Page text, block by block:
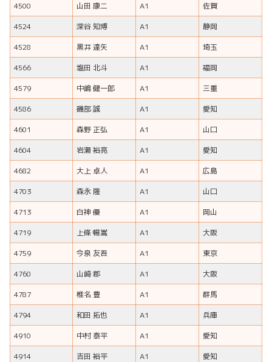
4500 山田 康二 A1
佐賀
4524
深谷 知博 A1
静岡
4528
黒井 達矢 A1
埼玉
4566
塩田 北斗 A1
福岡
4579
中嶋 健一郎 A1
三重
4586
磯部 誠 A1
愛知
4601
森野 正弘 A1
山口
4604
岩瀬 裕亮 A1
愛知
4682
大上 卓人 A1
広島
4703
森永 隆 A1
山口
4713
白神 優 A1
岡山
4719
上條 暢嵩 A1
大阪
4759
今泉 友吾 A1
東京
4760
山崎 郡 A1
大阪
4787
椎名 豊 A1
群馬
4794
和田 拓也 A1
兵庫
4910
中村 泰平 A1
愛知
4914
吉田 裕平 A1
愛知